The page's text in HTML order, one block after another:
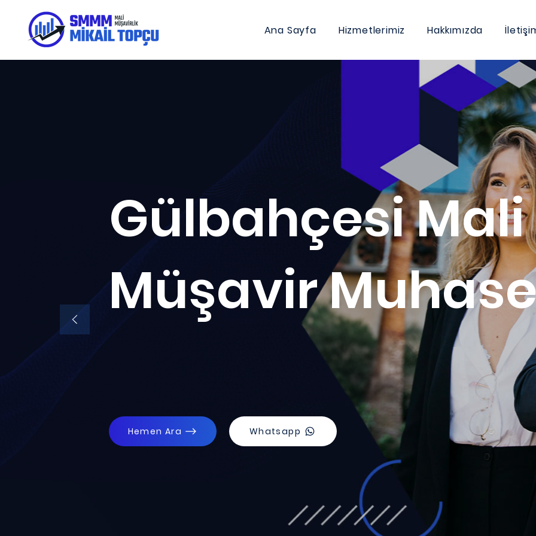
Ana Sayfa Hizmetlerimiz Hakkımızda
Gülbahçesi Mali
Müşavir
Hemen Ara Whatsapp